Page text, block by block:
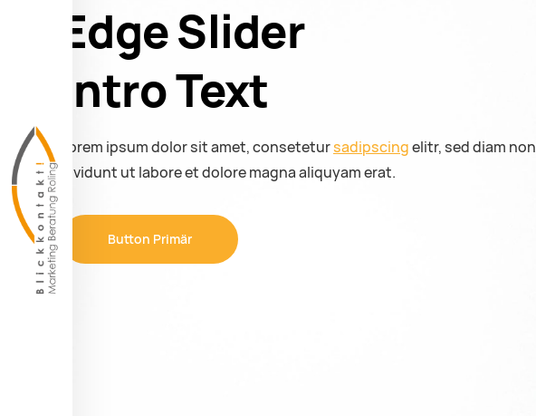
Edge Slider
Intro Text
Lorem ipsum dolor sit amet, consetetursadipscingelitr, sed diam
invidunt ut labore et dolore magna aliquyam erat.
Button Primär